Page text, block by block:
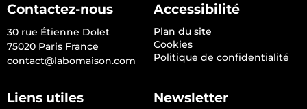
Contactez-nous
30 rue Étienne Dolet
75020 Paris France
contact@labomaison.com
Accessibilité
Plan du site
Cookies
Politique de confidentialité
Liens utiles Newsletter